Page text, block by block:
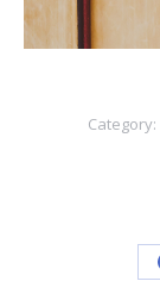
Category: